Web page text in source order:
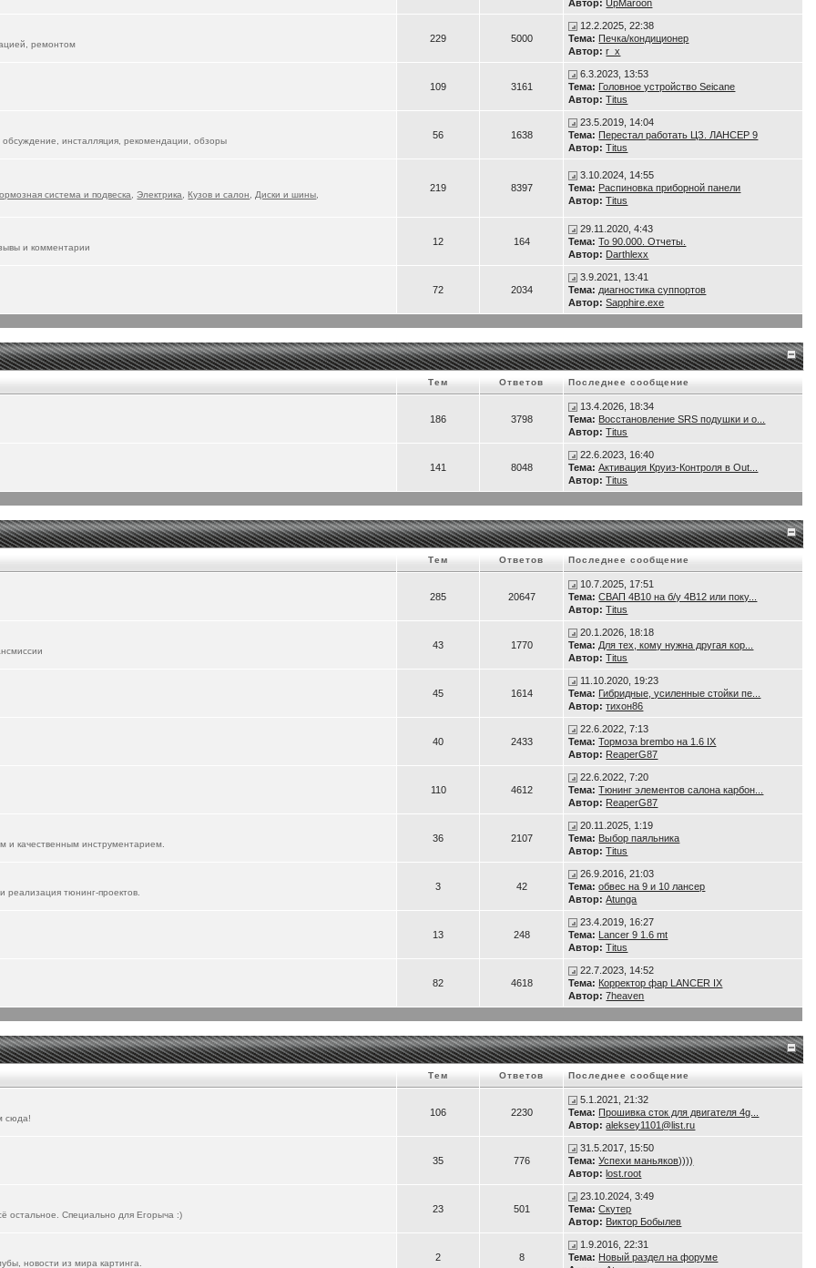
Автор: UpMaroon
ремонтом
229 5000
12.2.2025, 22:38
Тема: Печка/кондиционер
Автор: r_x
109 3161
6.3.2023, 13:53
Тема: Головное устройство Seicane
Автор: Titus
инсталляция, рекомендации, обзоры
56 1638
23.5.2019, 14:04
Тема: Перестал работать ЦЗ. ЛАНСЕР 9
Автор: Titus
система и подвеска ,Электрика ,Кузов и салон Диски и шины
219 8397
3.10.2024, 14:55
Тема: Распиновка приборной панели
Автор: Titus
и комментарии
12 164
29.11.2020, 4:43
Тема: То 90.000. Отчеты.
Автор: Darthlexx
72 2034
3.9.2021, 13:41
Тема: диагностика суппортов
Автор: Sapphire.exe
Тем Ответов Последнее сообщение
186 3798
13.4.2026, 18:34
Тема: Восстановление SRS подушки и о...
Автор: Titus
141 8048
22.6.2023, 16:40
Тема: Активация Круиз-Контроля в Out...
Автор: Titus
Тем Ответов Последнее сообщение
285 20647
10.7.2025, 17:51
Тема: СВАП 4B10 на б/у 4B12 или поку...
Автор: Titus
43 1770
20.1.2026, 18:18
Тема: Для тех, кому нужна другая кор...
Автор: Titus
45 1614
11.10.2020, 19:23
Тема: Гибридные, усиленные стойки пе...
Автор: тихон86
40 2433
22.6.2022, 7:13
Тема: Тормоза brembo на 1.6 IX
Автор: ReaperG87
110 4612
22.6.2022, 7:20
Тема: Тюнинг элементов салона карбон...
Автор: ReaperG87
и качественным инструментарием.
36 2107
20.11.2025, 1:19
Тема: Выбор паяльника
Автор: Titus
реализация тюнинг-проектов.
3 42
26.9.2016, 21:03
Тема: обвес на 9 и 10 лансер
Автор: Atunga
13 248
23.4.2019, 16:27
Тема: Lancer 9 1.6 mt
Автор: Titus
82 4618
22.7.2023, 14:52
Тема: Корректор фар LANCER IX
Автор: 7heaven
Тем Ответов Последнее сообщение
сюда!
106 2230
5.1.2021, 21:32
Тема: Прошивка сток для двигателя 4g...
Автор: aleksey1101@list.ru
35 776
31.5.2017, 15:50
Тема: Успехи маньяков))))
Автор: lost.root
остальное. Специально для Егорыча :)
23 501
23.10.2024, 3:49
Тема: Скутер
Автор: Виктор Бобылев
новости из мира картинга.
2 8
1.9.2016, 22:31
Тема: Новый раздел на форуме